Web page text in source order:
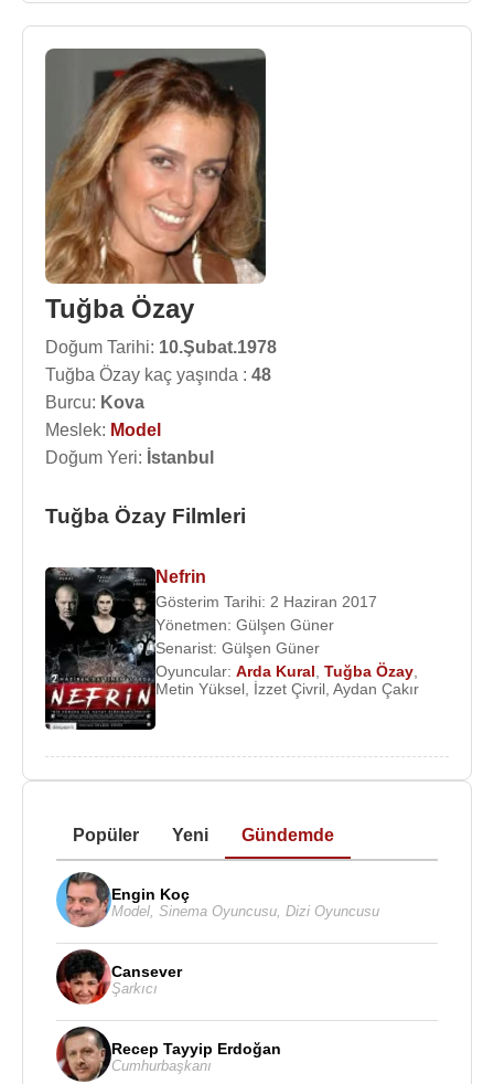
Tuğba Özay
Doğum Tarihi: 10.Şubat.1978
Tuğba Özay kaç yaşında : 48
Burcu: Kova
Meslek: Model
Doğum Yeri: İstanbul
Tuğba Özay Filmleri
Nefrin
Gösterim Tarihi: 2 Haziran 2017
Yönetmen: Gülşen Güner
Senarist: Gülşen Güner
Oyuncular: Arda Kural Tuğba Özay
Metin Yüksel İzzet Çivril Aydan Çakır
Popüler Yeni Gündemde
Engin Koç
Model Sinema Oyuncusu Dizi Oyuncusu
Cansever
Şarkıcı
Recep Tayyip Erdoğan
Cumhurbaşkanı